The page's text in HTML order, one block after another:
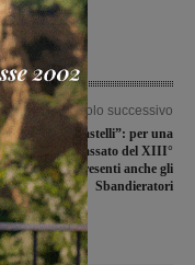
Articolo successivo
mercatali e castelli”: per una
tuffo nel passato del XIII°
secolo. Presenti anche gli
Sbandieratori